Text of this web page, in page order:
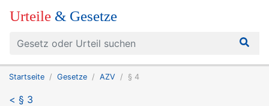
Urteile & Gesetze
Startseite Gesetze AZV § 4
< § 3